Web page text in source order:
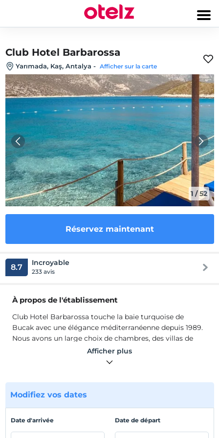
Club Hotel Barbarossa
Yarımada, Kaş, Antalya - Afficher sur la carte
1 /52
Réservez maintenant
8.7 Incroyable
233 avis
À propos de l'établissement
Club Hotel Barbarossa touche la baie turquoise de
Bucak avec une élégance méditerranéenne depuis 1989.
Nous avons un large choix de chambres, des villas de
luxe avec piscines privées aux cabanes dans les arbres.
Pendant la journée, vous pouvez faire du canoë, bronzer
et explorer les baies en bateau. La plate-forme de yoga
est entourée de vues sur la mer et la montagne. C'est un
Nous vous promettons des vacances exactement
comme vous le souhaitez, avec beaucoup de soleil, une
Afficher plus
Modifiez vos dates
Date d'arrivée Date de départ